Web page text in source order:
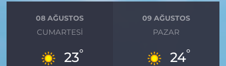
08 AĞUSTOS
CUMARTESI
23°
09 AĞUSTOS
PAZAR
24°